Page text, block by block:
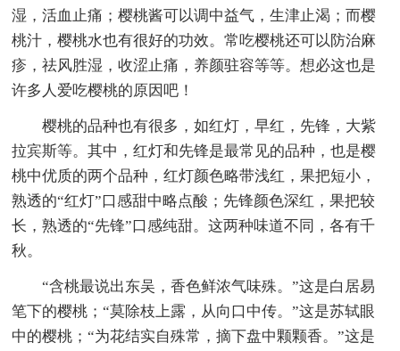
湿，活血止痛；樱桃酱可以调中益气，生津止渴；而樱
桃汁，樱桃水也有很好的功效。常吃樱桃还可以防治麻
疹，祛风胜湿，收涩止痛，养颜驻容等等。想必这也是
许多人爱吃樱桃的原因吧！
樱桃的品种也有很多，如红灯，早红，先锋，大紫
拉宾斯等。其中，红灯和先锋是最常见的品种，也是樱
桃中优质的两个品种，红灯颜色略带浅红，果把短小，
熟透的“红灯”口感甜中略点酸；先锋颜色深红，果把较
长，熟透的“先锋”口感纯甜。这两种味道不同，各有千
秋。
“含桃最说出东吴，香色鲜浓气味殊。”这是白居易
笔下的樱桃；“莫除枝上露，从向口中传。”这是苏轼眼
中的樱桃；“为花结实自殊常，摘下盘中颗颗香。”这是